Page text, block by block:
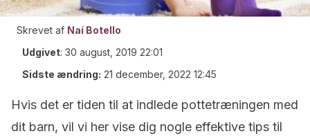
Skrevet af Naí Botello
Udgivet: 30 august, 2019 22:01
Sidste ændring: 21 december, 2022 12:45
Hvis det er tiden til at indlede pottetræningen med
dit barn, vil vi her vise dig nogle effektive tips til